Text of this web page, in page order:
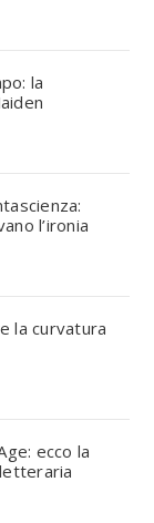
la
l’ironia
la curvatura
ecco la